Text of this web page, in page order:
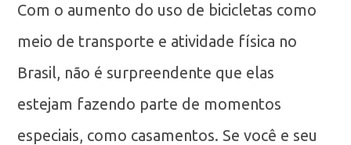
Com o aumento do uso de bicicletas como
meio de transporte e atividade física no
Brasil, não é surpreendente que elas
estejam fazendo parte de momentos
especiais, como casamentos. Se você e seu